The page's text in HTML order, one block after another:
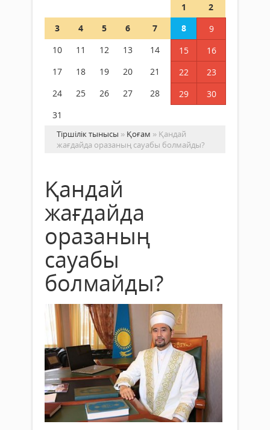
1
2
3
4 5 6 7 8
9
10
11 12 13 14 15
16
17
18 19 20 21 22
23
24
25 26 27 28 29
30
31
Тіршілік тынысы » Қоғам » Қандай
жағдайда оразаның сауабы болмайды?
Қандай
жағдайда
оразаның
сауабы
болмайды?